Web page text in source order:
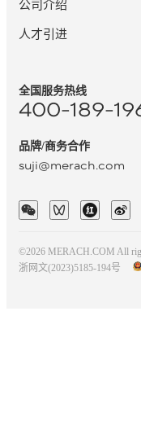
公司介绍
人才引进
全国服务热线
400-189-
品牌/商务合作
suji@merach.com
©2026 MERACH.COM All
浙网文(2023)5185-194号